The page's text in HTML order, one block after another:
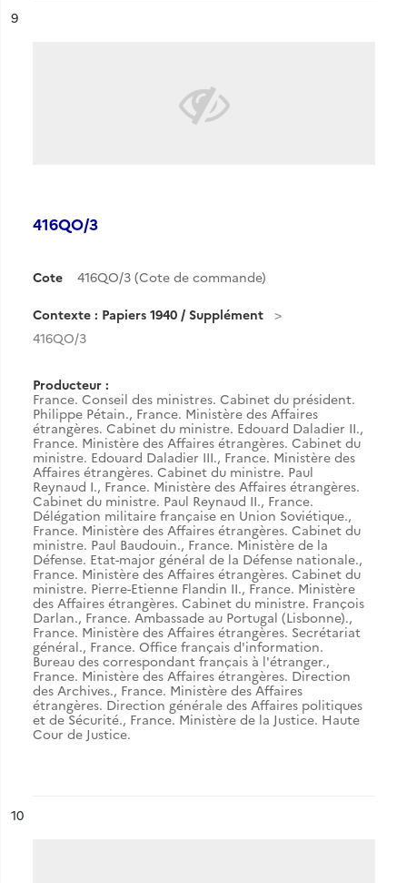
n°
9
416QO/3
Cote 416QO/3 (Cote de commande)
Contexte : Papiers 1940 / Supplément
416QO/3
Producteur :
France. Conseil des ministres. Cabinet du président.
Philippe Pétain., France. Ministère des Affaires
étrangères. Cabinet du ministre. Edouard Daladier II.,
France. Ministère des Affaires étrangères. Cabinet du
ministre. Edouard Daladier III., France. Ministère des
Affaires étrangères. Cabinet du ministre. Paul
Reynaud I., France. Ministère des Affaires étrangères.
Cabinet du ministre. Paul Reynaud II., France.
Délégation militaire française en Union Soviétique.,
France. Ministère des Affaires étrangères. Cabinet du
ministre. Paul Baudouin., France. Ministère de la
Défense. Etat-major général de la Défense nationale.,
France. Ministère des Affaires étrangères. Cabinet du
ministre. Pierre-Etienne Flandin II., France. Ministère
des Affaires étrangères. Cabinet du ministre. François
Darlan., France. Ambassade au Portugal (Lisbonne).,
France. Ministère des Affaires étrangères. Secrétariat
général., France. Office français d'information.
Bureau des correspondant français à l'étranger.,
France. Ministère des Affaires étrangères. Direction
des Archives., France. Ministère des Affaires
étrangères. Direction générale des Affaires politiques
et de Sécurité., France. Ministère de la Justice. Haute
Cour de Justice.
n°
10